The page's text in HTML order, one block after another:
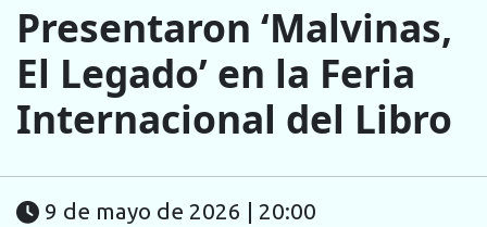
Presentaron ‘Malvinas,
El Legado’ en la Feria
Internacional del Libro
9 de mayo de 2026 | 20:00